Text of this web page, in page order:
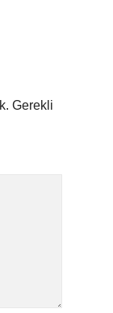
Gerekli